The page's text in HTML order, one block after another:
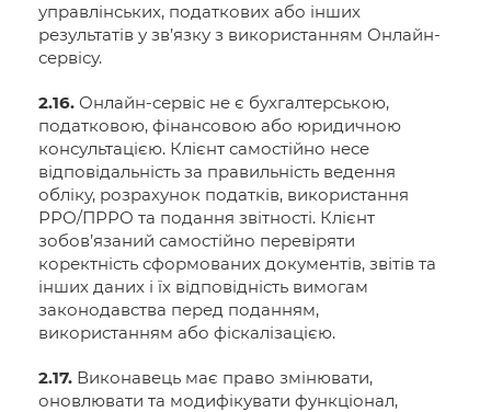
управлінських, податкових або інших
результатів у зв’язку з використанням Онлайн-
сервісу.
2.16. Онлайн-сервіс не є бухгалтерською,
податковою, фінансовою або юридичною
консультацією. Клієнт самостійно несе
відповідальність за правильність ведення
обліку, розрахунок податків, використання
РРО/ПРРО та подання звітності. Клієнт
зобов’язаний самостійно перевіряти
коректність сформованих документів, звітів та
інших даних і їх відповідність вимогам
законодавства перед поданням,
використанням або фіскалізацією.
2.17. Виконавець має право змінювати,
оновлювати та модифікувати функціонал,